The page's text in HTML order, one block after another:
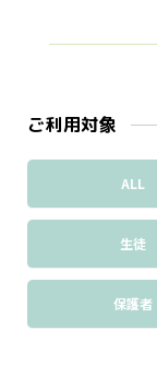
ご利用対象
ALL
生徒
保護者